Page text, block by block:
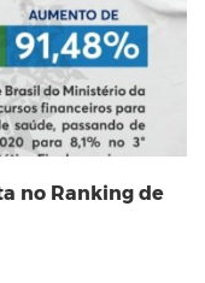
no Ranking de